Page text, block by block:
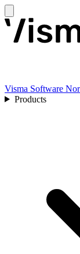
Visma Software
Products